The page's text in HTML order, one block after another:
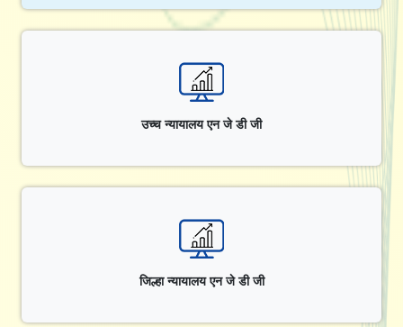
उच्च न्यायालय एन जे डी जी
जिल्हा न्यायालय एन जे डी जी